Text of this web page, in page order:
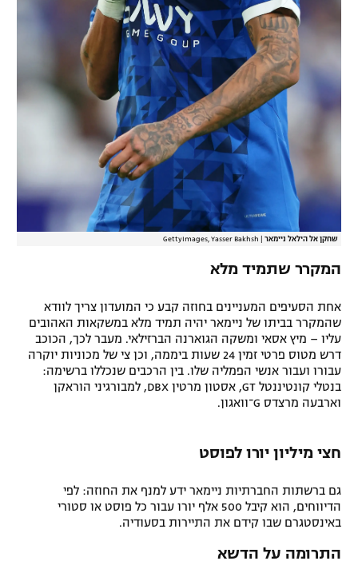
שחקן אל הילאל ניימאר GettyImages, Yasser Bakhsh
המקרר שתמיד מלא
אחת הסעיפים המעניינים בחוזה קבע כי המועדון צריך לוודא
שהמקרר בביתו של ניימאר יהיה תמיד מלא במשקאות האהובים
עליו – מיץ אסאי ומשקה הגוארנה הברזילאי. מעבר לכך, הכוכב
דרש מטוס פרטי זמין 24 שעות ביממה, וכן צי של מכוניות יוקרה
עבורו ועבור אנשי הפמליה שלו. בין הרכבים שנכללו ברשימה:
בנטלי קונטיננטל GT, אסטון מרטין DBX, למבורגיני הוראקן
וארבעה מרצדס G־וואגון.
חצי מיליון יורו לפוסט
גם ברשתות החברתיות ניימאר ידע למנף את החוזה: לפי
הדיווחים, הוא קיבל 500 אלף יורו עבור כל פוסט או סטורי
באינסטגרם שבו קידם את התיירות בסעודיה.
התרומה על הדשא